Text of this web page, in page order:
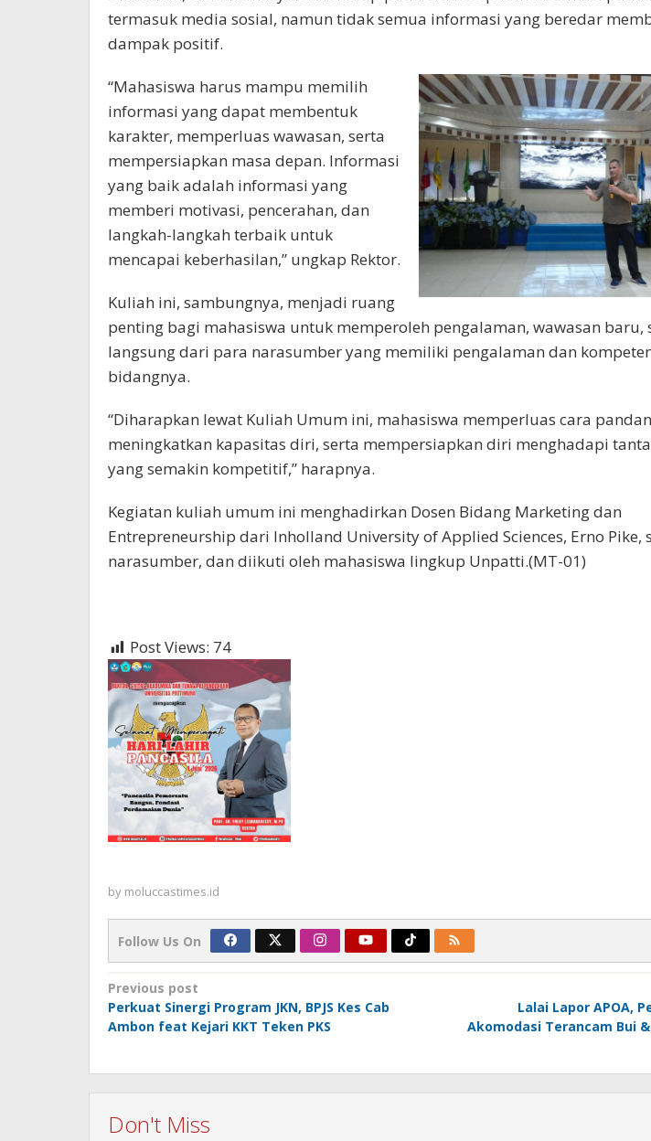
termasuk media sosial, namun tidak semua informasi yang beredar
dampak positif.
“Mahasiswa harus mampu memilih
informasi yang dapat membentuk
karakter, memperluas wawasan, serta
mempersiapkan masa depan. Informasi
yang baik adalah informasi yang
memberi motivasi, pencerahan, dan
langkah-langkah terbaik untuk
mencapai keberhasilan,” ungkap Rektor.
Kuliah ini, sambungnya, menjadi ruang
penting bagi mahasiswa untuk memperoleh pengalaman, wawasan baru,
langsung dari para narasumber yang memiliki pengalaman dan
bidangnya.
“Diharapkan lewat Kuliah Umum ini, mahasiswa memperluas cara
meningkatkan kapasitas diri, serta mempersiapkan diri menghadapi
yang semakin kompetitif,” harapnya.
Kegiatan kuliah umum ini menghadirkan Dosen Bidang Marketing dan
Entrepreneurship dari Inholland University of Applied Sciences, Erno Pike,
narasumber, dan diikuti oleh mahasiswa lingkup Unpatti.(MT-01)
Post Views: 74
by moluccastimes.id
Follow Us On
Post
navigation
Previous post
Perkuat Sinergi Program JKN, BPJS Kes Cab
Ambon feat Kejari KKT Teken PKS
Lalai Lapor APOA,
Akomodasi Terancam Bui
Don't Miss